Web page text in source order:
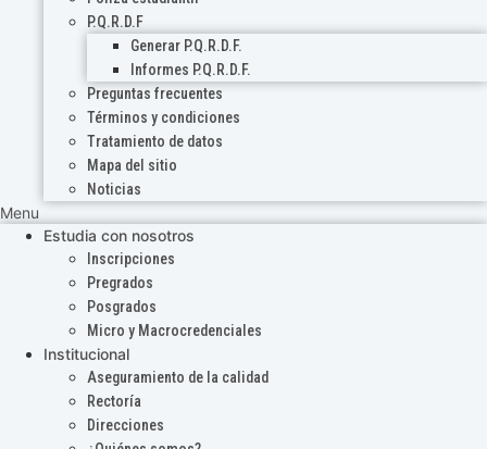
P.Q.R.D.F
Generar P.Q.R.D.F.
Informes P.Q.R.D.F.
Preguntas frecuentes
Términos y condiciones
Tratamiento de datos
Mapa del sitio
Noticias
Menu
Estudia con nosotros
Inscripciones
Pregrados
Posgrados
Micro y Macrocredenciales
Institucional
Aseguramiento de la calidad
Rectoría
Direcciones